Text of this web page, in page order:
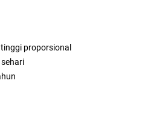
proporsional